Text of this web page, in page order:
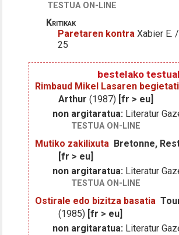
TESTUA ON-LINE
Kritikak
Paretaren kontra Xabier E.
25
bestelako
Rimbaud Mikel Lasaren
Arthur (1987) [fr > eu]
non argitaratua: Literatur
TESTUA ON-LINE
Mutiko zakilixuta Bretonne,
[fr > eu]
non argitaratua: Literatur
TESTUA ON-LINE
Ostirale edo bizitza basatia
(1985) [fr > eu]
non argitaratua: Literatur